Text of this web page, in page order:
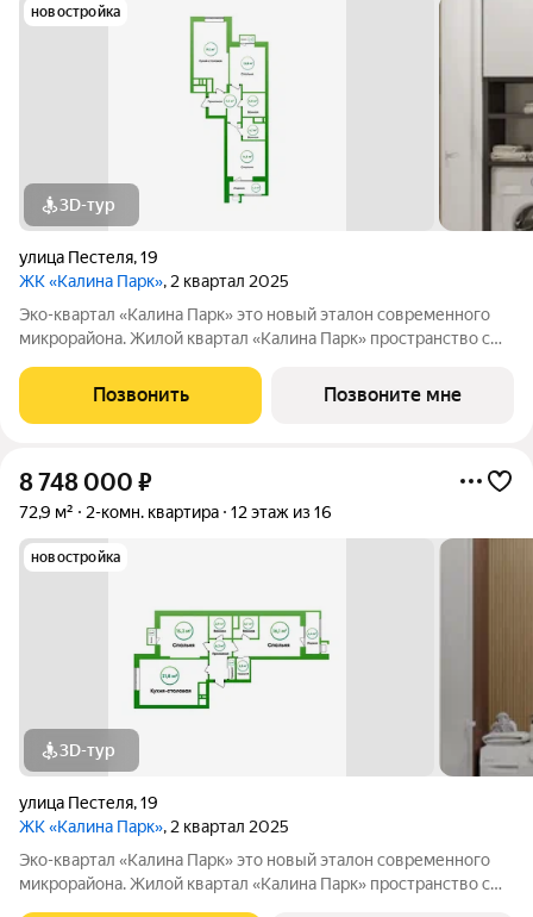
новостройка
3D-тур
улица Пестеля,19
ЖК «Калина Парк», 2 квартал 2025
Эко-квартал «Калина Парк» это новый эталон современного
микрорайона. Жилой квартал «Калина Парк» пространство с
эргономичными планировками квартир, безопасными дворами
и развитой, продуманной
Позвонить Позвоните мне
8 748 000 ₽
72,9 м² 2-комн. квартира 12 этаж из 16
новостройка
3D-тур
улица Пестеля,19
ЖК «Калина Парк», 2 квартал 2025
Эко-квартал «Калина Парк» это новый эталон современного
микрорайона. Жилой квартал «Калина Парк» пространство с